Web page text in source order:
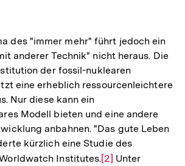
des "immer mehr" führt jedoch ein
anderer Technik" nicht heraus. Die
der fossil-nuklearen
eine erheblich ressourcenleichtere
Nur diese kann ein
Modell bieten und eine andere
anbahnen. "Das gute Leben
kürzlich eine Studie des
Institutes.Zur
[2] Unter